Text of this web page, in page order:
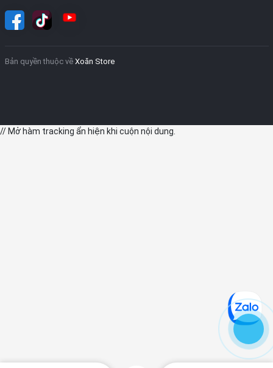
Bản quyền thuộc về Xoăn Store
// Mở hàm tracking ẩn hiện khi cuộn nội dung.